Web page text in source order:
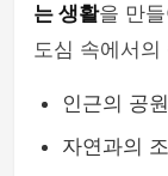
는 생활을 만
도심 속에서
인근의 공
자연과의